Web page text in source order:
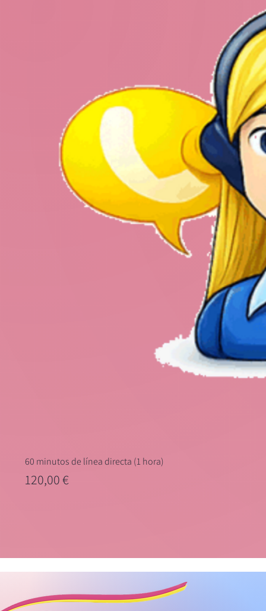
60 minutos de línea directa (1 hora)
Precio
120,00 €